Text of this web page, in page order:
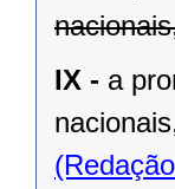
IX - a